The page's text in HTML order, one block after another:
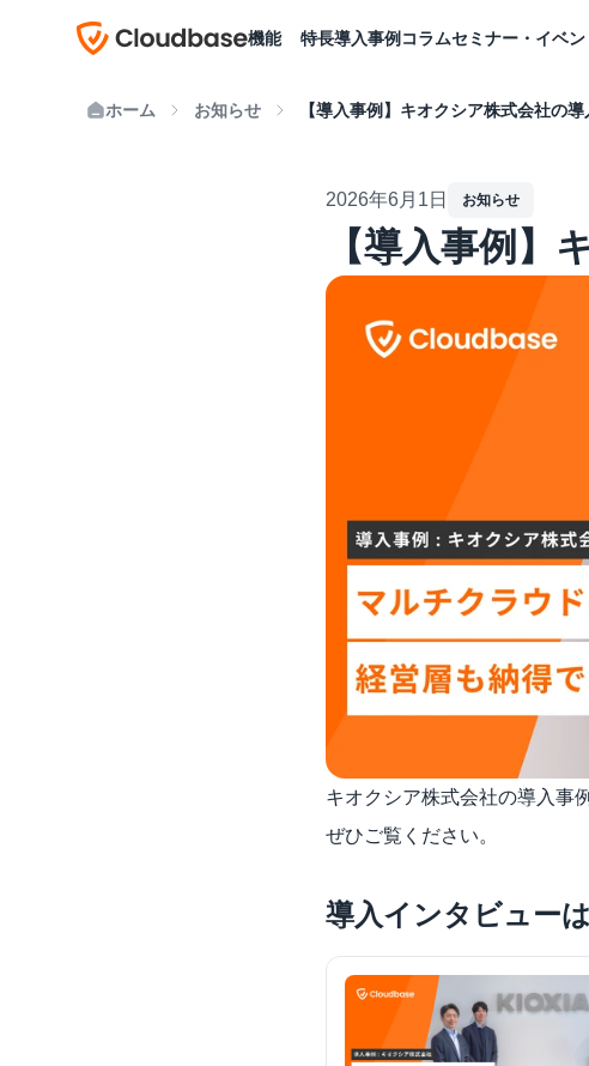
機能 特長導入事例 コラムセミナー・イベン
ホーム お知らせ 【導入事例】キオクシア株式会社の
2026年6月1日 お知らせ
【導入事例】
キオクシア株式会社の導入事
ぜひご覧ください。
導入インタビュー